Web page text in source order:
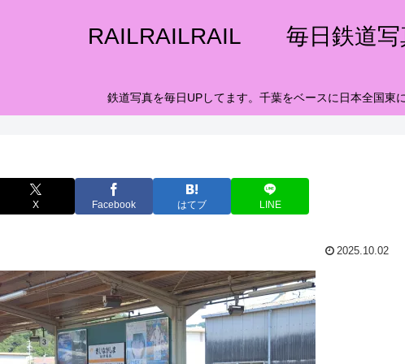
RAILRAILRAIL 毎日鉄道写
鉄道写真を毎日UPしてます。千葉をベースに日本全国東
X Facebook はてブ LINE
2025.10.02